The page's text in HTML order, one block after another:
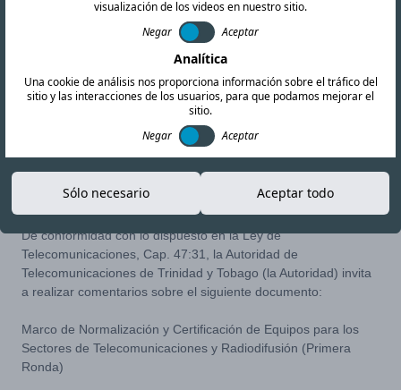
10-NOV-22 Copiar enlace
De conformidad con lo dispuesto en la Ley de
Telecomunicaciones, Cap. 47:31, la Autoridad de
Telecomunicaciones de Trinidad y Tobago (la Autoridad) invita
a realizar comentarios sobre el siguiente documento:
Marco de Normalización y Certificación de Equipos para los
Sectores de Telecomunicaciones y Radiodifusión (Primera
Ronda)
visualización de los videos en nuestro sitio.
Negar
Aceptar
Analítica
Una cookie de análisis nos proporciona información sobre el tráfico del
sitio y las interacciones de los usuarios, para que podamos mejorar el
sitio.
Negar
Aceptar
Sólo necesario Aceptar todo